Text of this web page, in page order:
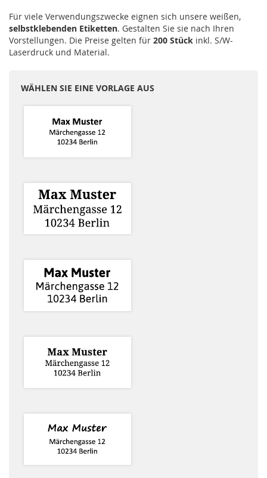
Für viele Verwendungszwecke eignen sich unsere weißen,
selbstklebenden Etiketten. Gestalten Sie sie nach Ihren
Vorstellungen. Die Preise gelten für 200 Stück inkl. S/W-
Laserdruck und Material.
WÄHLEN SIE EINE VORLAGE AUS